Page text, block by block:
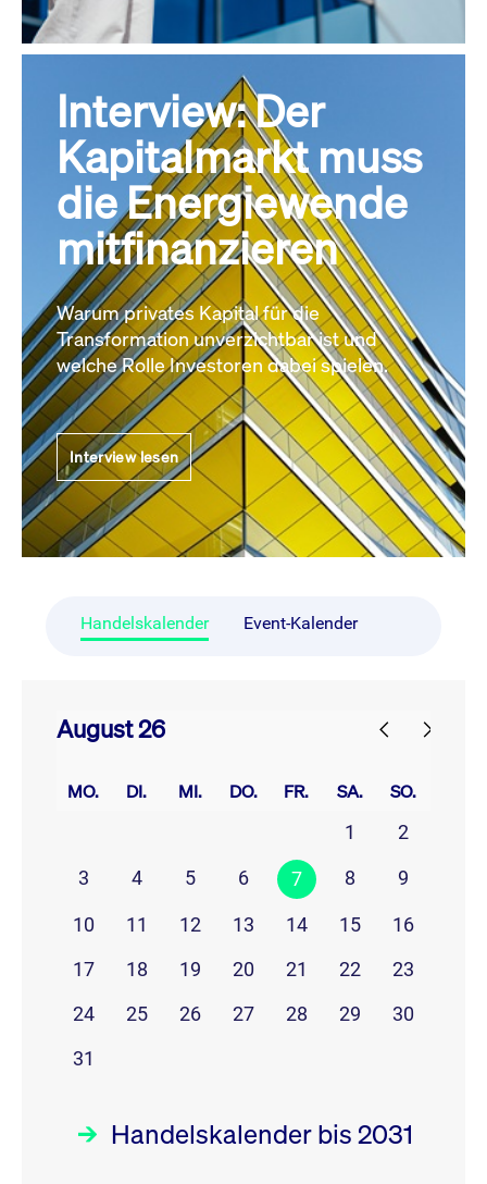
Interview: Der
Kapitalmarkt muss
die Energiewende
mitfinanzieren
Warum privates Kapital für die
Transformation unverzichtbar ist und
welche Rolle Investoren dabei spielen.
Interview lesen
Handelskalender Event-Kalender
August 26
MO. DI. MI. DO. FR. SA. SO.
1
2
3
4 5 6 7 8 9
10 11 12 13 14 15
16
17
18 19 20 21 22
23
24
25 26 27 28 29
30
31
Handelskalender bis 2031